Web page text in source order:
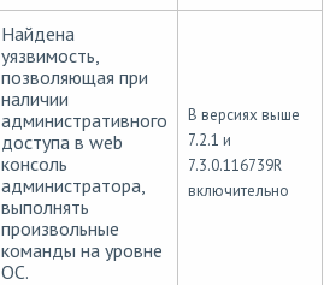
Найдена
уязвимость,
позволяющая при
наличии
административного
доступа в web
консоль
администратора,
выполнять
произвольные
команды на уровне
ОС.
В версиях выше
7.2.1 и
7.3.0.116739R
включительно